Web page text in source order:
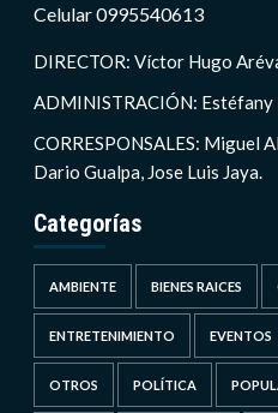
Celular 0995540613
DIRECTOR: Víctor Hugo
ADMINISTRACIÓN: Estéfany
CORRESPONSALES: Miguel
Dario Gualpa, Jose Luis Jaya.
Categorías
AMBIENTE BIENES RAICES
ENTRETENIMIENTO EVENTOS
OTROS POLÍTICA